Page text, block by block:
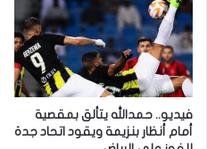
فيديو.. حمدالله يتألق بمقصية
أمام أنظار بنزيمة ويقود اتحاد جدة